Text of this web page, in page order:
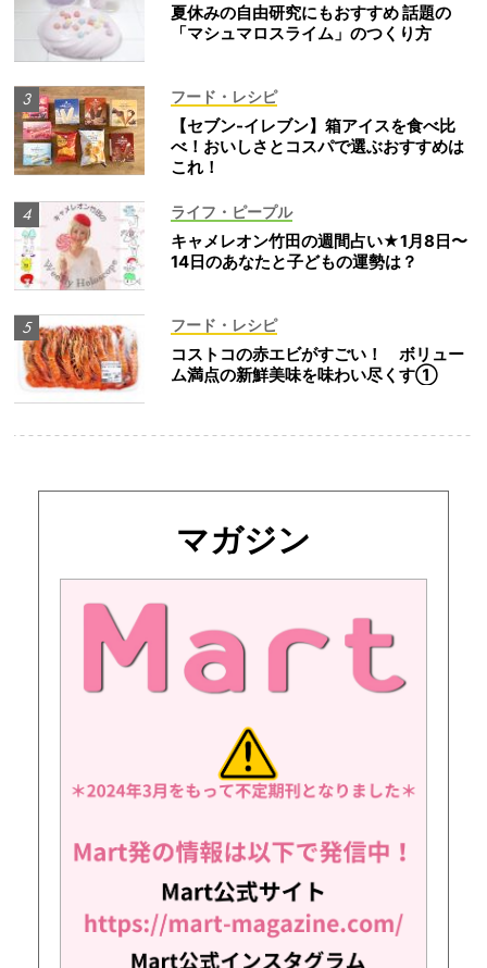
夏休みの自由研究にもおすすめ 話題の
「マシュマロスライム」のつくり方
フード・レシピ
【セブン-イレブン】箱アイスを食べ比
べ！おいしさとコスパで選ぶおすすめは
これ！
ライフ・ピープル
キャメレオン竹田の週間占い★1月8日〜
14日のあなたと子どもの運勢は？
フード・レシピ
コストコの赤エビがすごい！ ボリュー
ム満点の新鮮美味を味わい尽くす①
マガジン